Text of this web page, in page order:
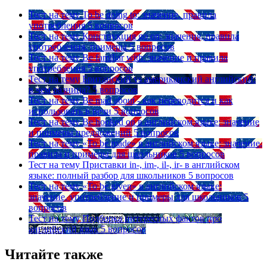
Тест на тему To be going to: значение, правила
употребления 5 вопросов
Тест на тему Конструкция go on: значения, правила
употребления, примеры 5 вопросов
Тест на тему Be familiar with: значение и правила
употребления 5 вопросов
Тест на тему Британский vs американский английский:
в чем разница? 5 вопросов
Тест на тему Be mad about - как переводится и как
использовать в речи 5 вопросов
Тест на тему Be hooked on в английском языке: значение
и примеры предложений 5 вопросов
Тест на тему «To be made» в английском языке: значение,
правила и примеры для школьников 5 вопросов
Тест на тему Приставки in-, im-, il-, ir- в английском
языке: полный разбор для школьников 5 вопросов
Тест на тему «To be given» в английском языке:
значение, употребление и примеры для школьников 5
вопросов
Тест на тему Подборка интересных фактов про
английский язык 5 вопросов
Читайте также